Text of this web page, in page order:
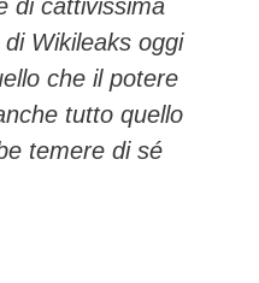
di cattivissima
Wikileaks oggi
che il potere
tutto quello
temere di sé